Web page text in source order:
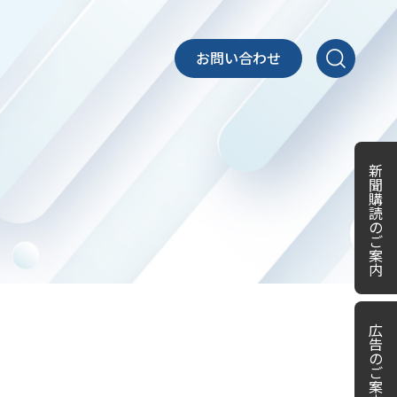
お問い合わせ
新
聞
購
読
の
ご
案
内
広
告
の
ご
案